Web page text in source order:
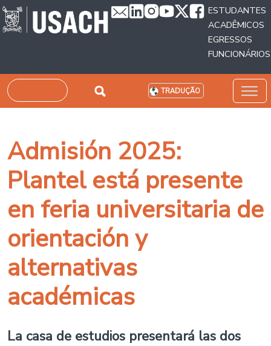
Passar para o conteúdo principal
ESTUDANTES
ACADÊMICOS
EGRESSOS
FUNCIONÁRIOS
Pesquisar TRADUÇÃO
Admisión 2025:
Plantel está presente
en feria universitaria de
orientación y
alternativas
académicas
La casa de estudios presentará las dos